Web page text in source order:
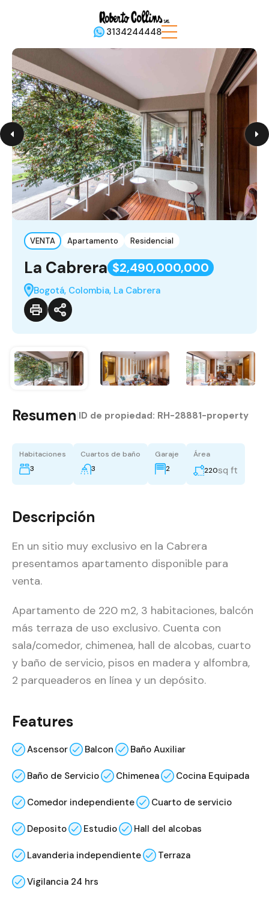
3134244448
VENTA Apartamento Residencial
La Cabrera $2,490,000,000
Bogotá, Colombia, La Cabrera
Resumen ID de propiedad: RH-28881-property
Habitaciones
3
Cuartos de baño
3
Garaje
2
Área
220sq ft
Descripción
En un sitio muy exclusivo en la Cabrera
presentamos apartamento disponible para
venta.
Apartamento de 220 m2, 3 habitaciones, balcón
más terraza de uso exclusivo. Cuenta con
sala/comedor, chimenea, hall de alcobas, cuarto
y baño de servicio, pisos en madera y alfombra,
2 parqueaderos en línea y un depósito.
Features
Ascensor Balcon Baño Auxiliar
Baño de Servicio Chimenea Cocina Equipada
Comedor independiente Cuarto de servicio
Deposito Estudio Hall del alcobas
Lavanderia independiente Terraza
Vigilancia 24 hrs